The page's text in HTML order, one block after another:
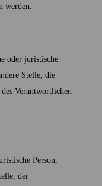
werden.
oder juristische
Stelle, die
Verantwortlichen
Person,
der